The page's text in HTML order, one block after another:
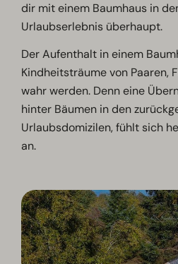
dir mit einem Baumhaus in
Urlaubserlebnis überhaupt.
Der Aufenthalt in einem
Kindheitsträume von Paaren,
wahr werden. Denn eine
hinter Bäumen in den
Urlaubsdomizilen, fühlt sich
an.